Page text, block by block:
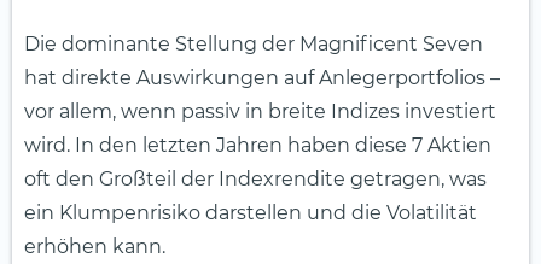
Die dominante Stellung der Magnificent Seven
hat direkte Auswirkungen auf Anlegerportfolios –
vor allem, wenn passiv in breite Indizes investiert
wird. In den letzten Jahren haben diese 7 Aktien
oft den Großteil der Indexrendite getragen, was
ein Klumpenrisiko darstellen und die Volatilität
erhöhen kann.